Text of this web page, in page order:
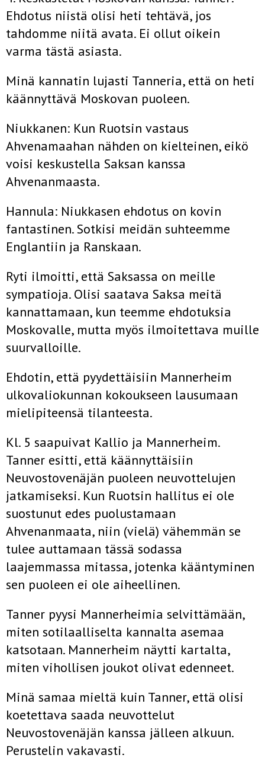
Ehdotus niistä olisi heti tehtävä, jos
tahdomme niitä avata. Ei ollut oikein
varma tästä asiasta.
Minä kannatin lujasti Tanneria, että on heti
käännyttävä Moskovan puoleen.
Niukkanen: Kun Ruotsin vastaus
Ahvenamaahan nähden on kielteinen, eikö
voisi keskustella Saksan kanssa
Ahvenanmaasta.
Hannula: Niukkasen ehdotus on kovin
fantastinen. Sotkisi meidän suhteemme
Englantiin ja Ranskaan.
Ryti ilmoitti, että Saksassa on meille
sympatioja. Olisi saatava Saksa meitä
kannattamaan, kun teemme ehdotuksia
Moskovalle, mutta myös ilmoitettava muille
suurvalloille.
Ehdotin, että pyydettäisiin Mannerheim
ulkovaliokunnan kokoukseen lausumaan
mielipiteensä tilanteesta.
Kl. 5 saapuivat Kallio ja Mannerheim.
Tanner esitti, että käännyttäisiin
Neuvostovenäjän puoleen neuvottelujen
jatkamiseksi. Kun Ruotsin hallitus ei ole
suostunut edes puolustamaan
Ahvenanmaata, niin (vielä) vähemmän se
tulee auttamaan tässä sodassa
laajemmassa mitassa, jotenka kääntyminen
sen puoleen ei ole aiheellinen.
Tanner pyysi Mannerheimia selvittämään,
miten sotilaalliselta kannalta asemaa
katsotaan. Mannerheim näytti kartalta,
miten vihollisen joukot olivat edenneet.
Minä samaa mieltä kuin Tanner, että olisi
koetettava saada neuvottelut
Neuvostovenäjän kanssa jälleen alkuun.
Perustelin vakavasti.